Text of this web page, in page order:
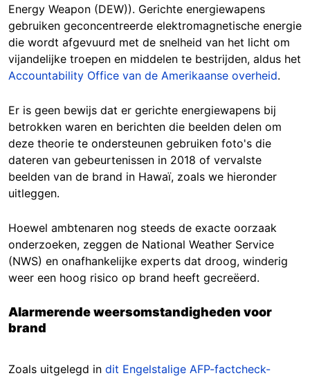
Energy Weapon (DEW)). Gerichte energiewapens
gebruiken geconcentreerde elektromagnetische energie
die wordt afgevuurd met de snelheid van het licht om
vijandelijke troepen en middelen te bestrijden, aldus het
Accountability Office van de Amerikaanse overheid.
Er is geen bewijs dat er gerichte energiewapens bij
betrokken waren en berichten die beelden delen om
deze theorie te ondersteunen gebruiken foto's die
dateren van gebeurtenissen in 2018 of vervalste
beelden van de brand in Hawaï, zoals we hieronder
uitleggen.
Hoewel ambtenaren nog steeds de exacte oorzaak
onderzoeken, zeggen de National Weather Service
(NWS) en onafhankelijke experts dat droog, winderig
weer een hoog risico op brand heeft gecreëerd.
Alarmerende weersomstandigheden voor
brand
Zoals uitgelegd in dit Engelstalige AFP-factcheck-